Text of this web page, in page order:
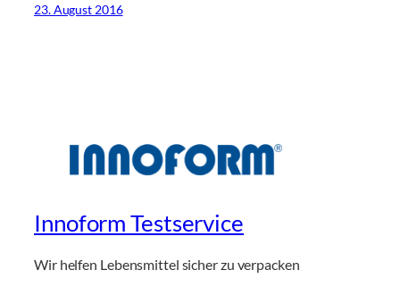
23. August 2016
Innoform Testservice
Wir helfen Lebensmittel sicher zu verpacken